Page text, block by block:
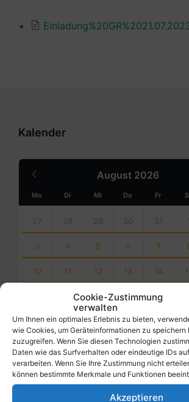
Cookie-Zustimmung
verwalten
Um Ihnen ein optimales Erlebnis zu bieten,
wie Cookies, um Geräteinformationen zu speichern
zuzugreifen. Wenn Sie diesen Technologien
Daten wie das Surfverhalten oder eindeutige IDs
verarbeiten. Wenn Sie Ihre Zustimmung nicht
können bestimmte Merkmale und Funktionen
Akzeptieren
Kalender
August 2026
Month
Mo Di Mi Do Fr
calendar
days
27 28 29 30 31 1
3 4 5 6 7
10 11 12 13 14
19 20 21
24 25 26 27 28
31 1 2 3 4
Back
to